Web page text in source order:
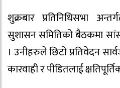
शुक्रबार प्रतिनिधिसभा
सुशासन समितिको बैठकमा
। उनीहरुले छिटो प्रतिवेदन
कारवाही र पीडितलाई